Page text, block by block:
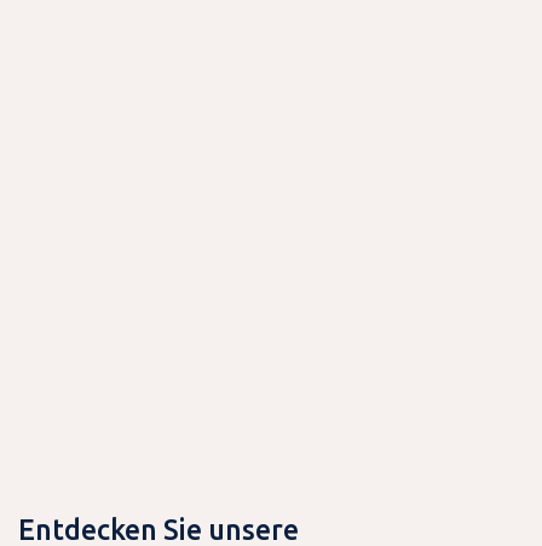
Entdecken Sie unsere